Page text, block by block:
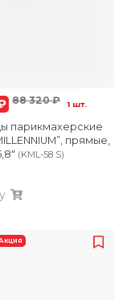
88 320 ₽ 1 шт.
парикмахерские
прямые,
(KML-58 S)